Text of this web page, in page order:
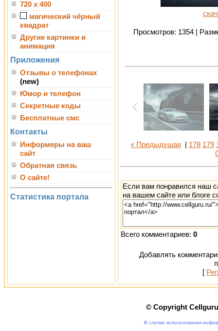
720 x 400
магический чёрный
квадрат
Другие картинки и
анимация
Приложения
Отзывы о телефонах
(new)
Юмор и телефон
Секретные коды
Бесплатные смс
Контакты
Информеры на ваш
сайт
Обратная связь
О сайте!
Статистика портала
Просмотров: 1354 |
« Предыдущая 178 179
Если вам понравился наш
на вашем сайте или блоге
Всего комментариев: 0
Добавлять
[
© Copyright
В случае использования